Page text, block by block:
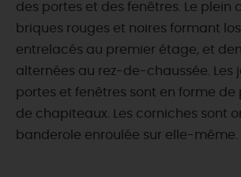
TOUT L'AGENDA
des portes et des fenêtres. Le plein
briques rouges et noires formant
entrelacés au premier étage, et
alternées au rez-de-chaussée. Les
portes et fenêtres sont en forme de
de chapiteaux. Les corniches sont
banderole enroulée sur elle-même.